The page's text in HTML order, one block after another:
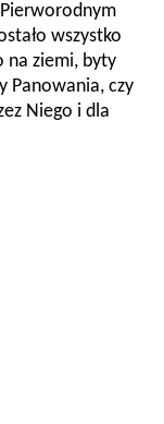
wszystko
na ziemi, byty
Panowania, czy
Niego i dla